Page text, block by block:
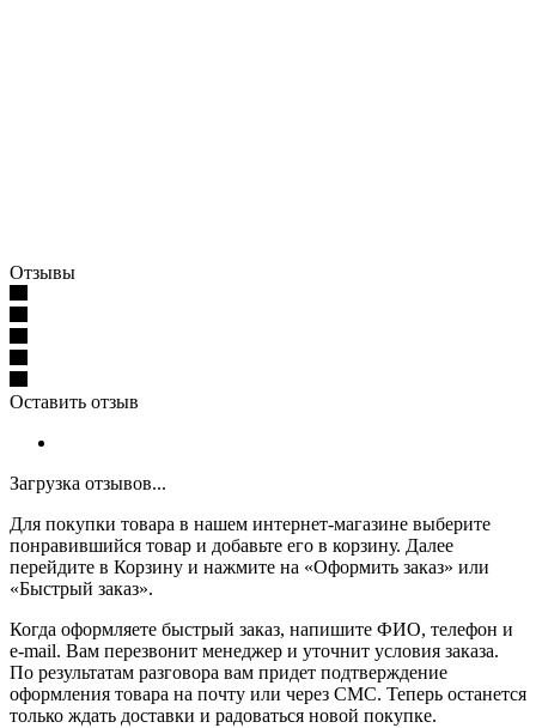
Отзывы
Оставить отзыв
Загрузка отзывов...
Для покупки товара в нашем интернет-магазине выберите
понравившийся товар и добавьте его в корзину. Далее
перейдите в Корзину и нажмите на «Оформить заказ» или
«Быстрый заказ».
Когда оформляете быстрый заказ, напишите ФИО, телефон и
e-mail. Вам перезвонит менеджер и уточнит условия заказа.
По результатам разговора вам придет подтверждение
оформления товара на почту или через СМС. Теперь останется
только ждать доставки и радоваться новой покупке.